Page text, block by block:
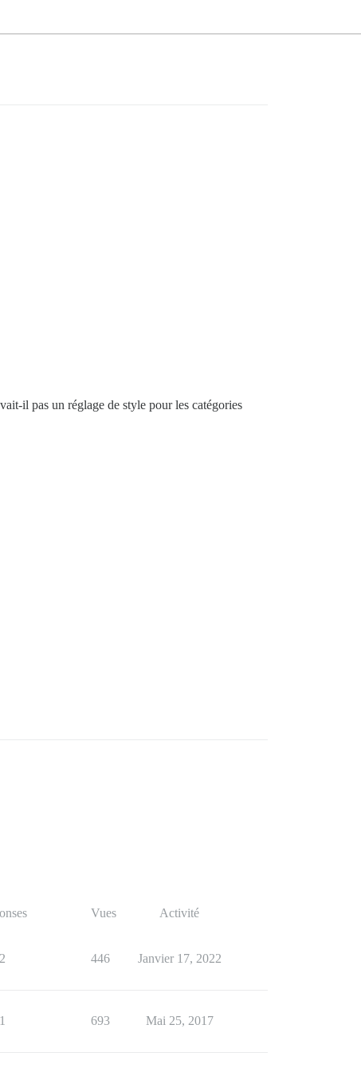
il pas un réglage de style pour les catégories
Vues Activité
2 446 Janvier 17, 2022
1 693 Mai 25, 2017